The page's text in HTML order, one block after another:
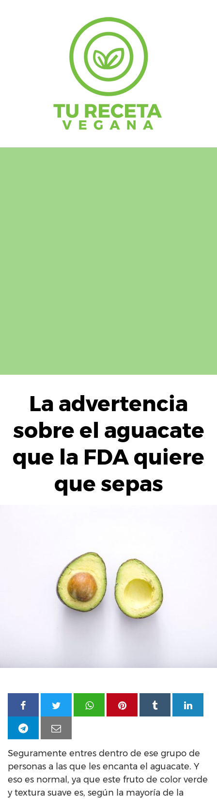
La advertencia
sobre el aguacate
que la FDA quiere
que sepas
Seguramente entres dentro de ese grupo de
personas a las que les encanta el aguacate. Y
eso es normal, ya que este fruto de color verde
y textura suave es, según la mayoría de la